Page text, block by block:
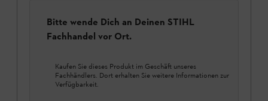
Bitte wende Dich an Deinen STIHL
Fachhandel vor Ort.
Kaufen Sie dieses Produkt im Geschäft unseres
Fachhändlers. Dort erhalten Sie weitere Informationen zur
Verfügbarkeit.